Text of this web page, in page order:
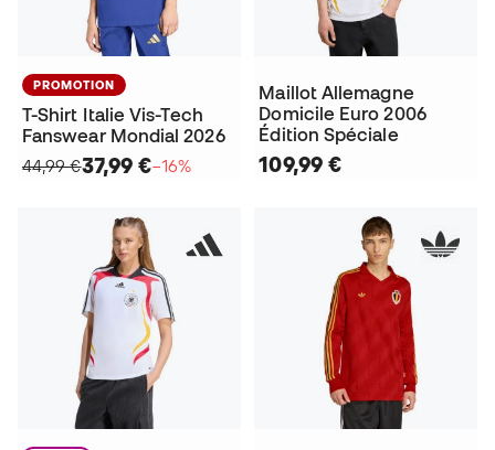
PROMOTION
T-Shirt Italie Vis-Tech
Fanswear Mondial 2026
44,99 €37,99 €−16%
Maillot Allemagne
Domicile Euro 2006
Édition Spéciale
109,99 €